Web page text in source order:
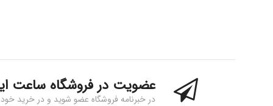
عضویت در فروشگاه ساعت
در خبرنامه فروشگاه عضو شوید و در خرید خود 15% تخفیف